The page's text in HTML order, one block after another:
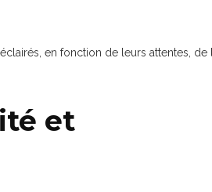
en fonction de leurs attentes, de
et